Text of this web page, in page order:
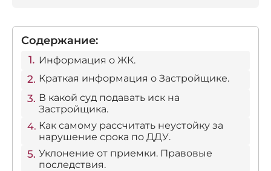
Содержание:
Информация о ЖК.
Краткая информация о Застройщике.
В какой суд подавать иск на
Застройщика.
Как самому рассчитать неустойку за
нарушение срока по ДДУ.
Уклонение от приемки. Правовые
последствия.